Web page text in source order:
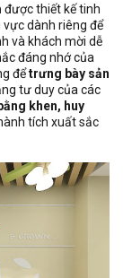
được thiết kế tinh
dành riêng để
và khách mời dễ
đáng nhớ của
đểtrưng bày sản
tư duy của các
bằng khen, huy
tích xuất sắc